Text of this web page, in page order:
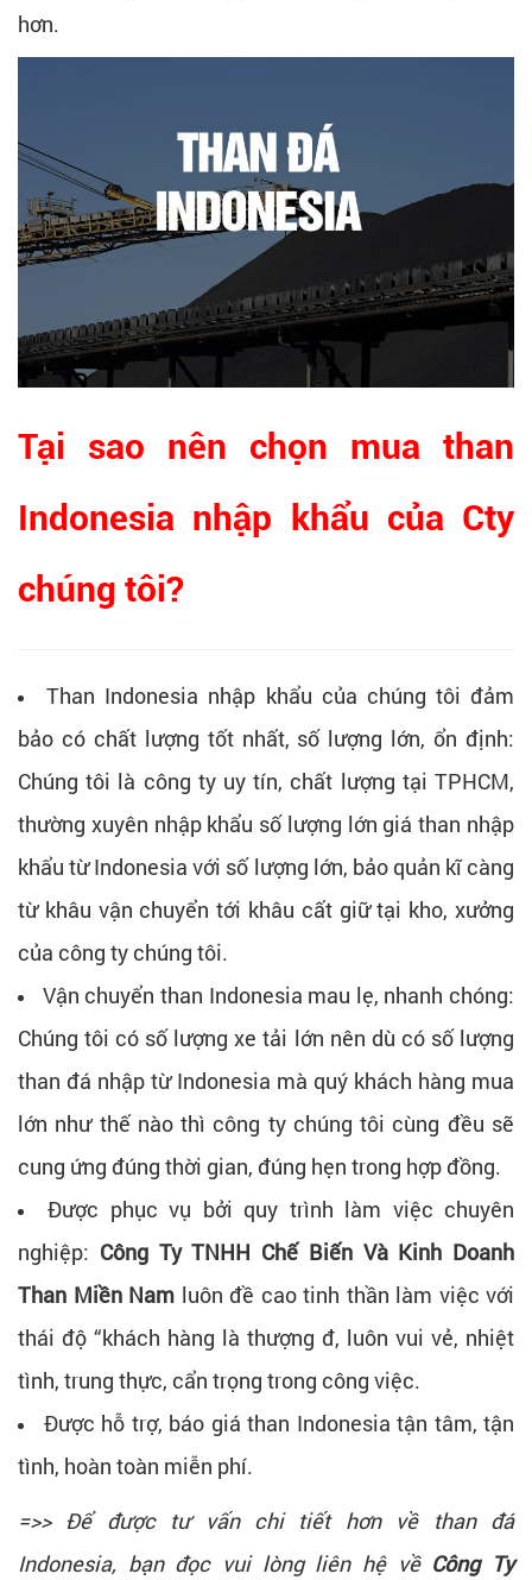
hơn.
Tại sao nên chọn mua than
Indonesia nhập khẩu của Cty
chúng tôi?
Than Indonesia nhập khẩu của chúng tôi đảm
bảo có chất lượng tốt nhất, số lượng lớn, ổn định:
Chúng tôi là công ty uy tín, chất lượng tại TPHCM,
thường xuyên nhập khẩu số lượng lớn giá than nhập
khẩu từ Indonesia với số lượng lớn, bảo quản kĩ càng
từ khâu vận chuyển tới khâu cất giữ tại kho, xưởng
của công ty chúng tôi.
Vận chuyển than Indonesia mau lẹ, nhanh chóng:
Chúng tôi có số lượng xe tải lớn nên dù có số lượng
than đá nhập từ Indonesia mà quý khách hàng mua
lớn như thế nào thì công ty chúng tôi cùng đều sẽ
cung ứng đúng thời gian, đúng hẹn trong hợp đồng.
Được phục vụ bởi quy trình làm việc chuyên
nghiệp: Công Ty TNHH Chế Biến Và Kinh Doanh
Than Miền Nam luôn đề cao tinh thần làm việc với
thái độ “khách hàng là thượng đ, luôn vui vẻ, nhiệt
tình, trung thực, cẩn trọng trong công việc.
Được hỗ trợ, báo giá than Indonesia tận tâm, tận
tình, hoàn toàn miễn phí.
=>> Để được tư vấn chi tiết hơn về than đá
Indonesia, bạn đọc vui lòng liên hệ về Công Ty